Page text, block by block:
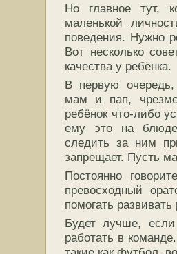
Но главное тут,
маленькой
поведения. Нужно
Вот несколько
качества у ребёнка.
В первую
мам и пап,
ребёнок что-либо
ему это на
следить за ним
запрещает. Пусть
Постоянно
превосходный
помогать
Будет лучше,
работать в